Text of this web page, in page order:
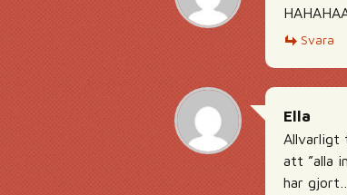
Svara
Ella
Allvarligt
att ”alla
har